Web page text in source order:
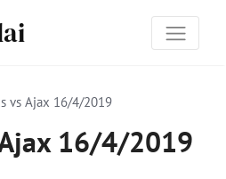
vs Ajax 16/4/2019
16/4/2019